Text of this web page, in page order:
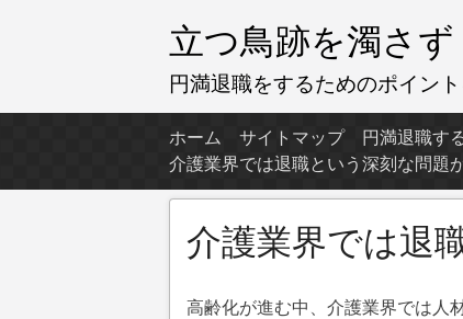
コ
ン
テ
ツ
へ
立つ鳥跡を濁さず
円満退職をするためのポイン
ホーム サイトマップ 円満退職す
介護業界では退職という深刻な問題
介護業界では退
高齢化が進む中、介護業界では人